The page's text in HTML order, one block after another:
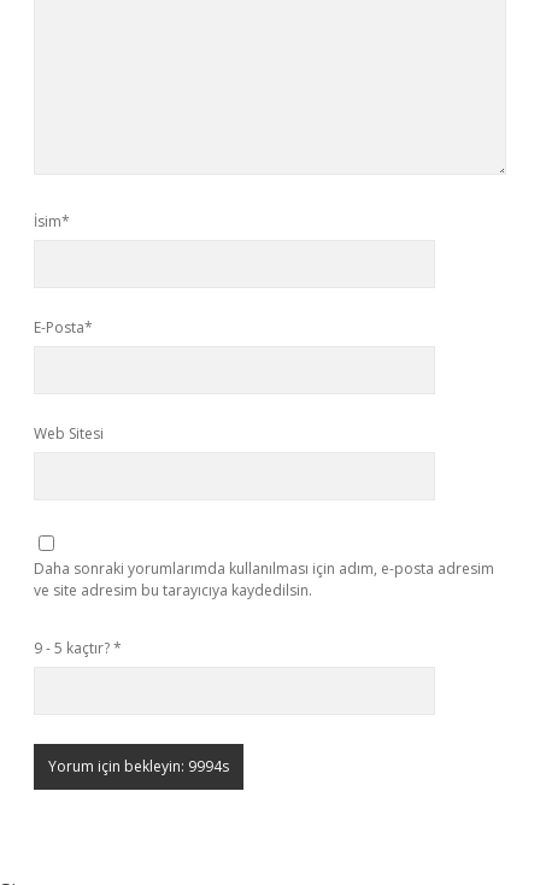
İsim*
E-Posta*
Web Sitesi
Daha sonraki yorumlarımda kullanılması için adım, e-posta adresim
ve site adresim bu tarayıcıya kaydedilsin.
9 - 5 kaçtır?*